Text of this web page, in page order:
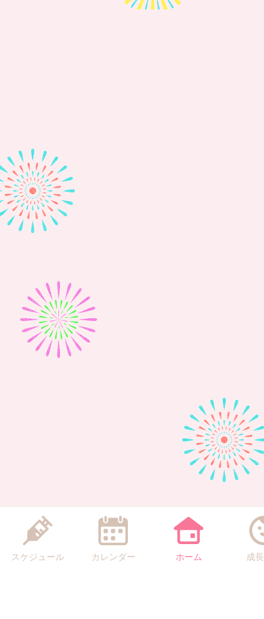
スケジュール カレンダー ホーム 成